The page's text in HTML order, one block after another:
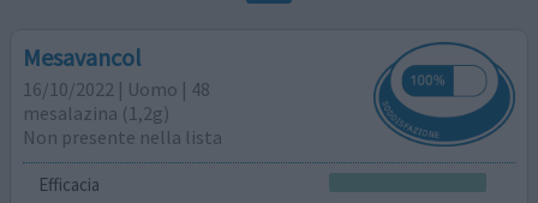
Mesavancol
16/10/2022 | Uomo | 48
mesalazina (1,2g)
Non presente nella lista
Efficacia